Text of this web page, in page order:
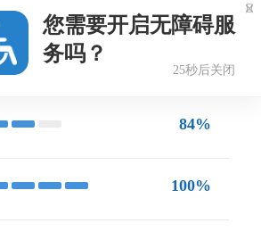
95%
84%
100%
您需要开启无障碍服
务吗？
24秒后关闭
